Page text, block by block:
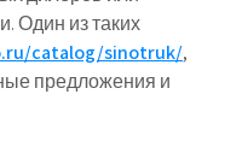
Один из таких
catalog/sinotruk/,
предложения и